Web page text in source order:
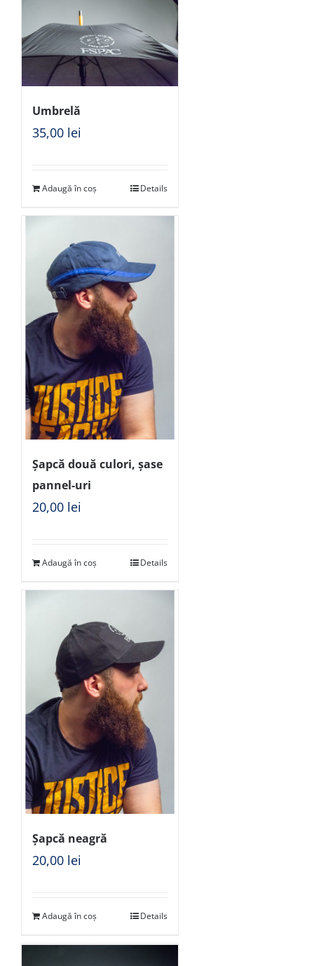
Umbrelă
35,00 lei
Adaugă în coș Details
Șapcă două culori, șase
pannel-uri
20,00 lei
Adaugă în coș Details
Șapcă neagră
20,00 lei
Adaugă în coș Details